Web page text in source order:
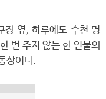
장 옆, 하루에도 수천 명
번 주지 않는 한 인물의
상이다.